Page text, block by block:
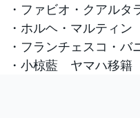
・ファビオ・クアル
・ホルヘ・マルティ
・フランチェスコ・
・小椋藍 ヤマハ移籍